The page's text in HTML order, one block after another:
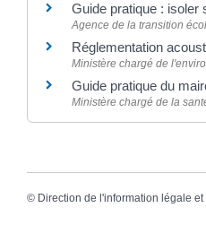
Guide pratique : isoler
Agence de la transition
Réglementation
Ministère chargé de
Guide pratique du
Ministère chargé de la
© Direction de l'information légale